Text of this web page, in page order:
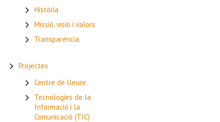
Història
Missió, visió i valors
Transparència
Projectes
Centre de lleure
Tecnologies de la
Informació i la
Comunicació (TIC)